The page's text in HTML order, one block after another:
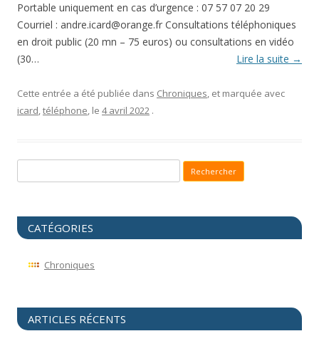
Portable uniquement en cas d’urgence : 07 57 07 20 29
Courriel : andre.icard@orange.fr Consultations téléphoniques
en droit public (20 mn – 75 euros) ou consultations en vidéo
(30…
Lire la suite →
Cette entrée a été publiée dans Chroniques, et marquée avec
icard,téléphone, le 4 avril 2022 .
CATÉGORIES
Chroniques
ARTICLES RÉCENTS